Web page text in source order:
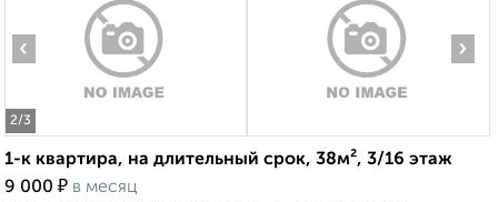
2/3
‹ ›
1-к квартира, на длительный срок, 38м², 3/16 этаж
9 000 ₽ в месяц